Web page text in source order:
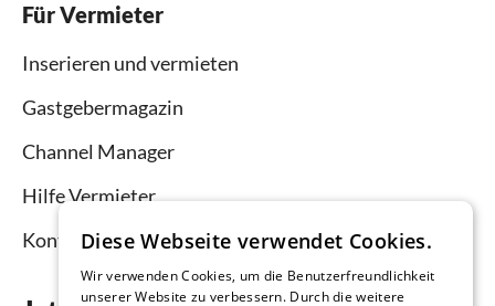
Für Vermieter
Inserieren und vermieten
Gastgebermagazin
Channel Manager
Hilfe Vermieter
KontaktDiese Webseite verwendet Cookies.
Wir verwenden Cookies, um die Benutzerfreundlichkeit
unserer Website zu verbessern. Durch die weitere